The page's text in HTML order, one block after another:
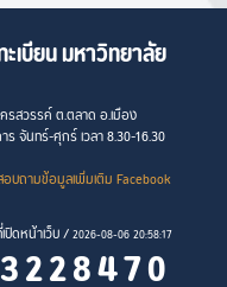
เบียน มหาวิทยาลัย
รสวรรค์ ต.ตลาด อ.เมือง
จันทร์-ศุกร์ เวลา 8.30-16.30
บถามข้อมูลเพิ่มเติม Facebook
ดหน้าเว็บ /2026-08-06 20:58:17